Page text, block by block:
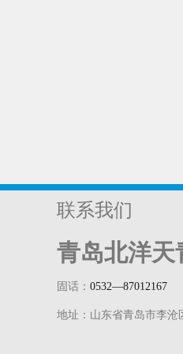
联系我们
青岛北洋天
固话： 0532—87012167
地址：山东省青岛市李沧